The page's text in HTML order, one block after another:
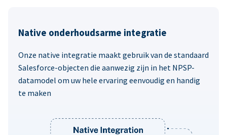
Native onderhoudsarme integratie
Onze native integratie maakt gebruik van de standaard
Salesforce-objecten die aanwezig zijn in het NPSP-
datamodel om uw hele ervaring eenvoudig en handig
te maken